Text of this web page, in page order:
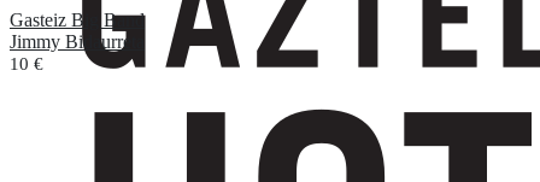
Gasteiz Big Band
Jimmy Bidaurreta
10 €